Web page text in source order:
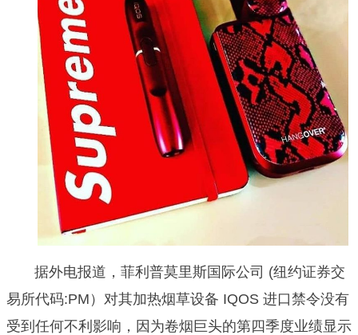
据外电报道，菲利普莫里斯国际公司 (纽约证券交
易所代码:PM）对其加热烟草设备 IQOS 进口禁令没有
受到任何不利影响，因为卷烟巨头的第四季度业绩显示